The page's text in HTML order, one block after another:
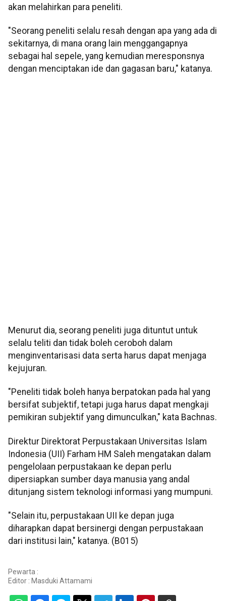
akan melahirkan para peneliti.
"Seorang peneliti selalu resah dengan apa yang ada di
sekitarnya, di mana orang lain menggangapnya
sebagai hal sepele, yang kemudian meresponsnya
dengan menciptakan ide dan gagasan baru," katanya.
Menurut dia, seorang peneliti juga dituntut untuk
selalu teliti dan tidak boleh ceroboh dalam
menginventarisasi data serta harus dapat menjaga
kejujuran.
"Peneliti tidak boleh hanya berpatokan pada hal yang
bersifat subjektif, tetapi juga harus dapat mengkaji
pemikiran subjektif yang dimunculkan," kata Bachnas.
Direktur Direktorat Perpustakaan Universitas Islam
Indonesia (UII) Farham HM Saleh mengatakan dalam
pengelolaan perpustakaan ke depan perlu
dipersiapkan sumber daya manusia yang andal
ditunjang sistem teknologi informasi yang mumpuni.
"Selain itu, perpustakaan UII ke depan juga
diharapkan dapat bersinergi dengan perpustakaan
dari institusi lain," katanya. (B015)
Pewarta :
Editor : Masduki Attamami